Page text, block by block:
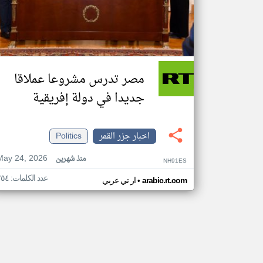
مصر تدرس مشروعا عملاقا
جديدا في دولة إفريقية
اخبار جزر القمر
Politics
24, 2026
منذ شهرين NH91ES
ار تي عربي• arabic.rt.com عدد الكلمات: ٢٥٤